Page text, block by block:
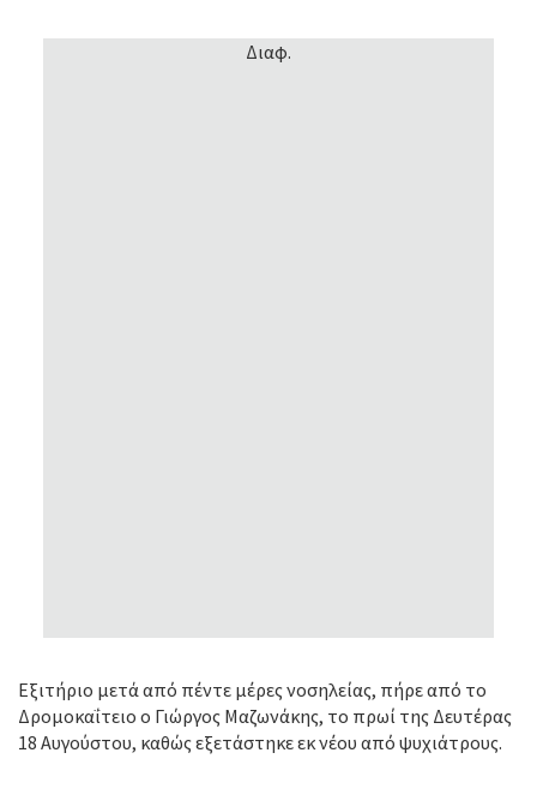
Διαφ.
Εξιτήριο μετά από πέντε μέρες νοσηλείας, πήρε από το
Δρομοκαΐτειο ο Γιώργος Μαζωνάκης, το πρωί της Δευτέρας
18 Αυγούστου, καθώς εξετάστηκε εκ νέου από ψυχιάτρους.